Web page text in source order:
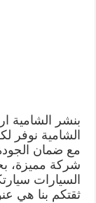
بنشر الشامية
الشامية نوفر
مع ضمان
شركة مميزة،
السيارات
ثقتكم بنا هي